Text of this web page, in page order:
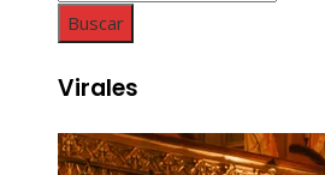
Virales